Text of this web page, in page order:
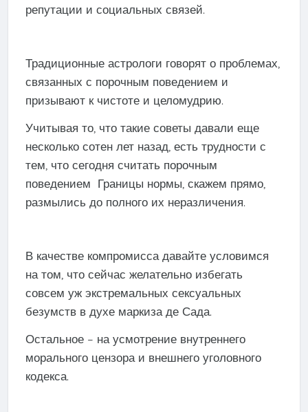
репутации и социальных связей.
Традиционные астрологи говорят о проблемах,
связанных с порочным поведением и
призывают к чистоте и целомудрию.
Учитывая то, что такие советы давали еще
несколько сотен лет назад, есть трудности с
тем, что сегодня считать порочным
поведением Границы нормы, скажем прямо,
размылись до полного их неразличения.
В качестве компромисса давайте условимся
на том, что сейчас желательно избегать
совсем уж экстремальных сексуальных
безумств в духе маркиза де Сада.
Остальное – на усмотрение внутреннего
морального цензора и внешнего уголовного
кодекса.